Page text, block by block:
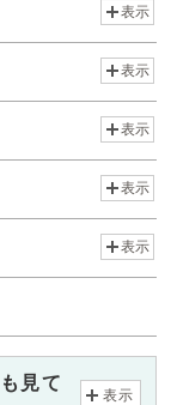
表示
表示
表示
表示
表示
見て
表示